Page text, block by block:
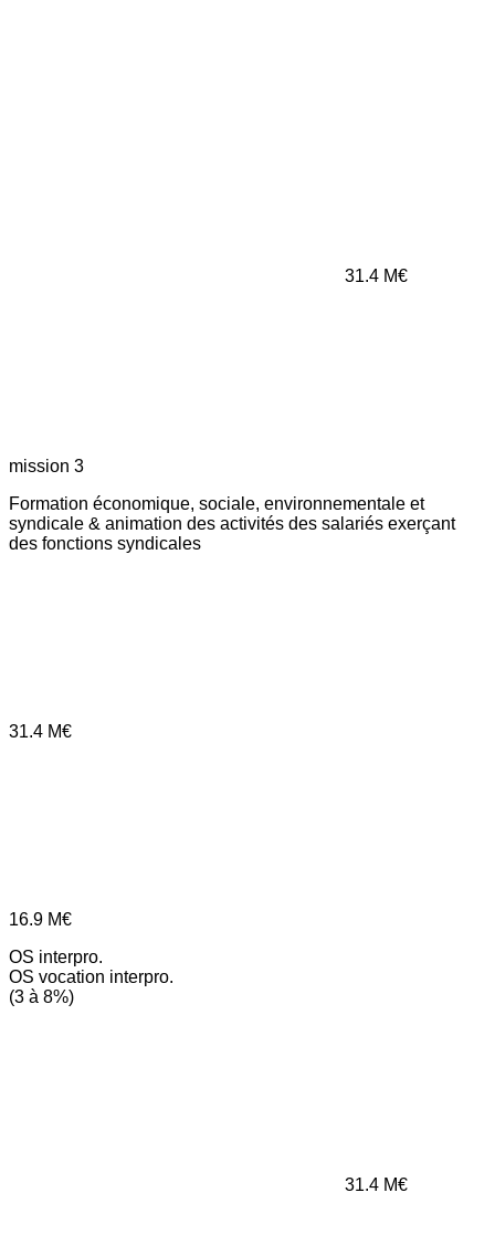
31.4 M€
mission 3
Formation économique, sociale, environnementale et
syndicale & animation des activités des salariés exerçant
des fonctions syndicales
31.4 M€
16.9 M€
OS interpro.
OS vocation interpro.
(3 à 8%)
31.4 M€